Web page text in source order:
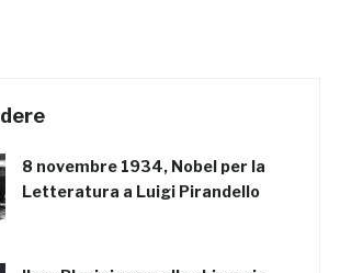
8 novembre 1934, Nobel per la
Letteratura a Luigi Pirandello